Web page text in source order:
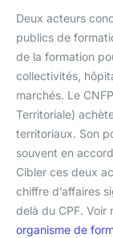
Deux acteurs
publics de
de la formation
collectivités,
marchés. Le
Territoriale)
territoriaux. Son
souvent en
Cibler ces deux
chiffre d’affaires
delà du CPF. Voir
organisme de